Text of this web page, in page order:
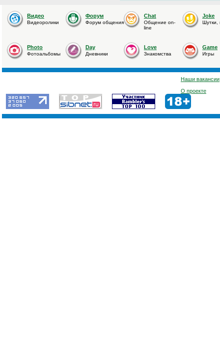
Видео
Видеоролики
Форум
Форум общения
Chat
Общение on-
line
Joke
Шутки,
Photo
Фотоальбомы
Day
Дневники
Love
Знакомства
Game
Игры
Наши вакансии
О проекте